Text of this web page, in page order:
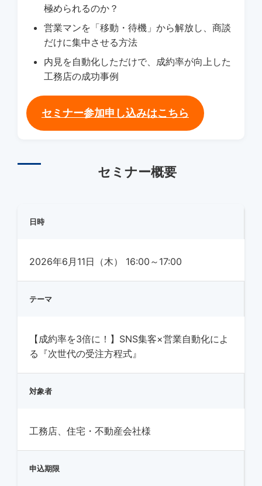
極められるのか？
営業マンを「移動・待機」から解放し、商談
だけに集中させる方法
内見を自動化しただけで、成約率が向上した
工務店の成功事例
セミナー参加申し込みはこちら
セミナー概要
日時
2026年6月11日（木） 16:00～17:00
テーマ
【成約率を3倍に！】SNS集客×営業自動化によ
る『次世代の受注方程式』
対象者
工務店、住宅・不動産会社様
申込期限